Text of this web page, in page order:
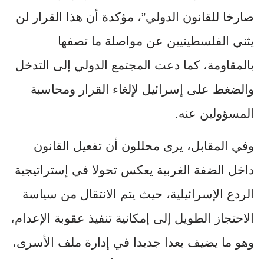
صارخا للقانون الدولي”، مؤكدة أن هذا القرار لن
يثني الفلسطينيين عن مواصلة ما تصفها
بالمقاومة، كما دعت المجتمع الدولي إلى التدخل
والضغط على إسرائيل لإلغاء القرار ومحاسبة
المسؤولين عنه.
وفي المقابل، يرى محللون أن تفعيل القانون
داخل الضفة الغربية يعكس تحولا في إستراتيجية
الردع الإسرائيلية، حيث يتم الانتقال من سياسة
الاحتجاز الطويل إلى إمكانية تنفيذ عقوبة الإعدام،
وهو ما يضيف بعدا جديدا في إدارة ملف الأسرى،